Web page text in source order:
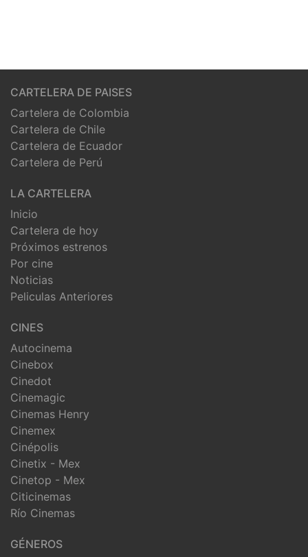
CARTELERA DE PAISES
Cartelera de Colombia
Cartelera de Chile
Cartelera de Ecuador
Cartelera de Perú
LA CARTELERA
Inicio
Cartelera de hoy
Próximos estrenos
Por cine
Noticias
Peliculas Anteriores
CINES
Autocinema
Cinebox
Cinedot
Cinemagic
Cinemas Henry
Cinemex
Cinépolis
Cinetix - Mex
Cinetop - Mex
Citicinemas
Río Cinemas
GÉNEROS